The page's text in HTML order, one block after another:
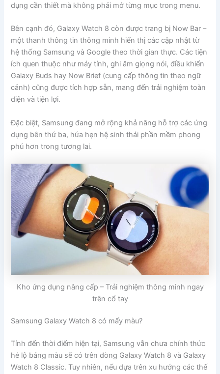
dụng cần thiết mà không phải mở từng mục trong menu.
Bên cạnh đó, Galaxy Watch 8 còn được trang bị Now Bar –
một thanh thông tin thông minh hiển thị các cập nhật từ
hệ thống Samsung và Google theo thời gian thực. Các tiện
ích quen thuộc như máy tính, ghi âm giọng nói, điều khiển
Galaxy Buds hay Now Brief (cung cấp thông tin theo ngữ
cảnh) cũng được tích hợp sẵn, mang đến trải nghiệm toàn
diện và tiện lợi.
Đặc biệt, Samsung đang mở rộng khả năng hỗ trợ các ứng
dụng bên thứ ba, hứa hẹn hệ sinh thái phần mềm phong
phú hơn trong tương lai.
Kho ứng dụng nâng cấp – Trải nghiệm thông minh ngay
trên cổ tay
Samsung Galaxy Watch 8 có mấy màu?
Tính đến thời điểm hiện tại, Samsung vẫn chưa chính thức
hé lộ bảng màu sẽ có trên dòng Galaxy Watch 8 và Galaxy
Watch 8 Classic. Tuy nhiên, nếu dựa trên xu hướng các thế